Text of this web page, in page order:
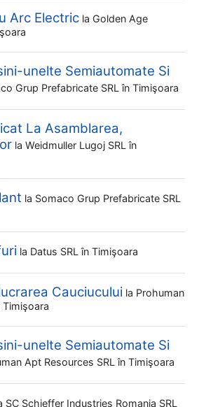
Arc Electric la Golden Age
unelte Semiautomate Si
Grup Prefabricate SRL în Timişoara
La Asamblarea,
la Weidmuller Lugoj SRL în
la Somaco Grup Prefabricate SRL
la Datus SRL în Timişoara
Cauciucului la Prohuman
Timişoara
unelte Semiautomate Si
Apt Resources SRL în Timişoara
SC Schieffer Industries Romania SRL